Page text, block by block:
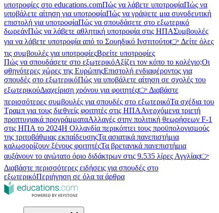
υποτροφίες στο educations.comΠώς να λάβετε υποτροφίαΠώς να
υποβάλετε αίτηση για υποτροφίαΠώς να γράψετε μια συνοδευτική
επιστολή για υποτροφίαΠώς να σπουδάσετε στο εξωτερικό
δωρεάνΠώς να λάβετε αθλητική υποτροφία στις ΗΠΑΣυμβουλές
για να λάβετε υποτροφία από το Σουηδικό Ινστιτούτο👉 Δείτε όλες
τις συμβουλές για υποτροφίεςΒρείτε υποτροφίες
Πώς να σπουδάσετε στο εξωτερικόΑξίζει τον κόπο το κολέγιο;Οι
φθηνότερες χώρες της ΕυρώπηςΕπιστολή ενδιαφέροντος για
σπουδές στο εξωτερικόΠώς να υποβάλετε αίτηση σε σχολές του
εξωτερικούΔιαχείριση χρόνου για φοιτητές👉 Διαβάστε
περισσότερες συμβουλές για σπουδές στο εξωτερικόΤα σχέδια του
Τραμπ για τους διεθνείς φοιτητές στις ΗΠΑΑνερχόμενα τριετή
προπτυχιακά προγράμματαΑλλαγές στην πολιτική θεωρήσεων F-1
στις ΗΠΑ το 2024Η Ολλανδία περικόπτει τους προϋπολογισμούς
της τριτοβάθμιας εκπαίδευσηςΤα ασιατικά πανεπιστήμια
καλωσορίζουν ξένους φοιτητέςΤα βρετανικά πανεπιστήμια
αυξάνουν το ανώτατο όριο διδάκτρων στις 9.535 λίρες Αγγλίας👉
Διαβάστε περισσότερες ειδήσεις για σπουδές στο
εξωτερικόΠεριήγηση σε όλα τα άρθρα